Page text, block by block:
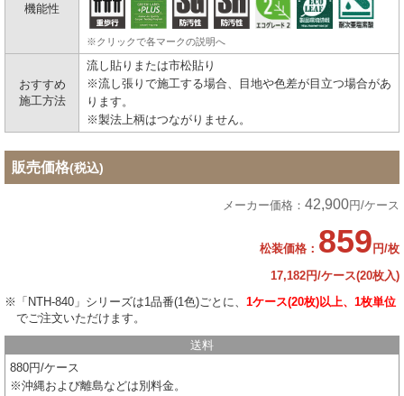
機能性
※クリックで各マークの説明へ
おすすめ
施工方法
流し貼りまたは市松貼り
※流し張りで施工する場合、目地や色差が目立つ場合があ
ります。
※製法上柄はつながりません。
販売価格(税込)
メーカー価格： 42,900円/ケース
松装価格： 859 円/枚
17,182円/ケース(20枚入)
※「NTH-840」シリーズは1品番(1色)ごとに、 1ケース(20枚)以上、1枚単位
でご注文いただけます。
送料
880円/ケース
※沖縄および離島などは別料金。